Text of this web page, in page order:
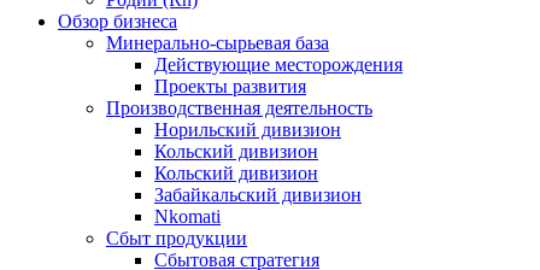
Обзор бизнеса
Минерально-сырьевая база
Действующие месторождения
Проекты развития
Производственная деятельность
Норильский дивизион
Кольский дивизион
Кольский дивизион
Забайкальский дивизион
Nkomati
Сбыт продукции
Сбытовая стратегия